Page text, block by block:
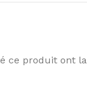
ce produit ont la